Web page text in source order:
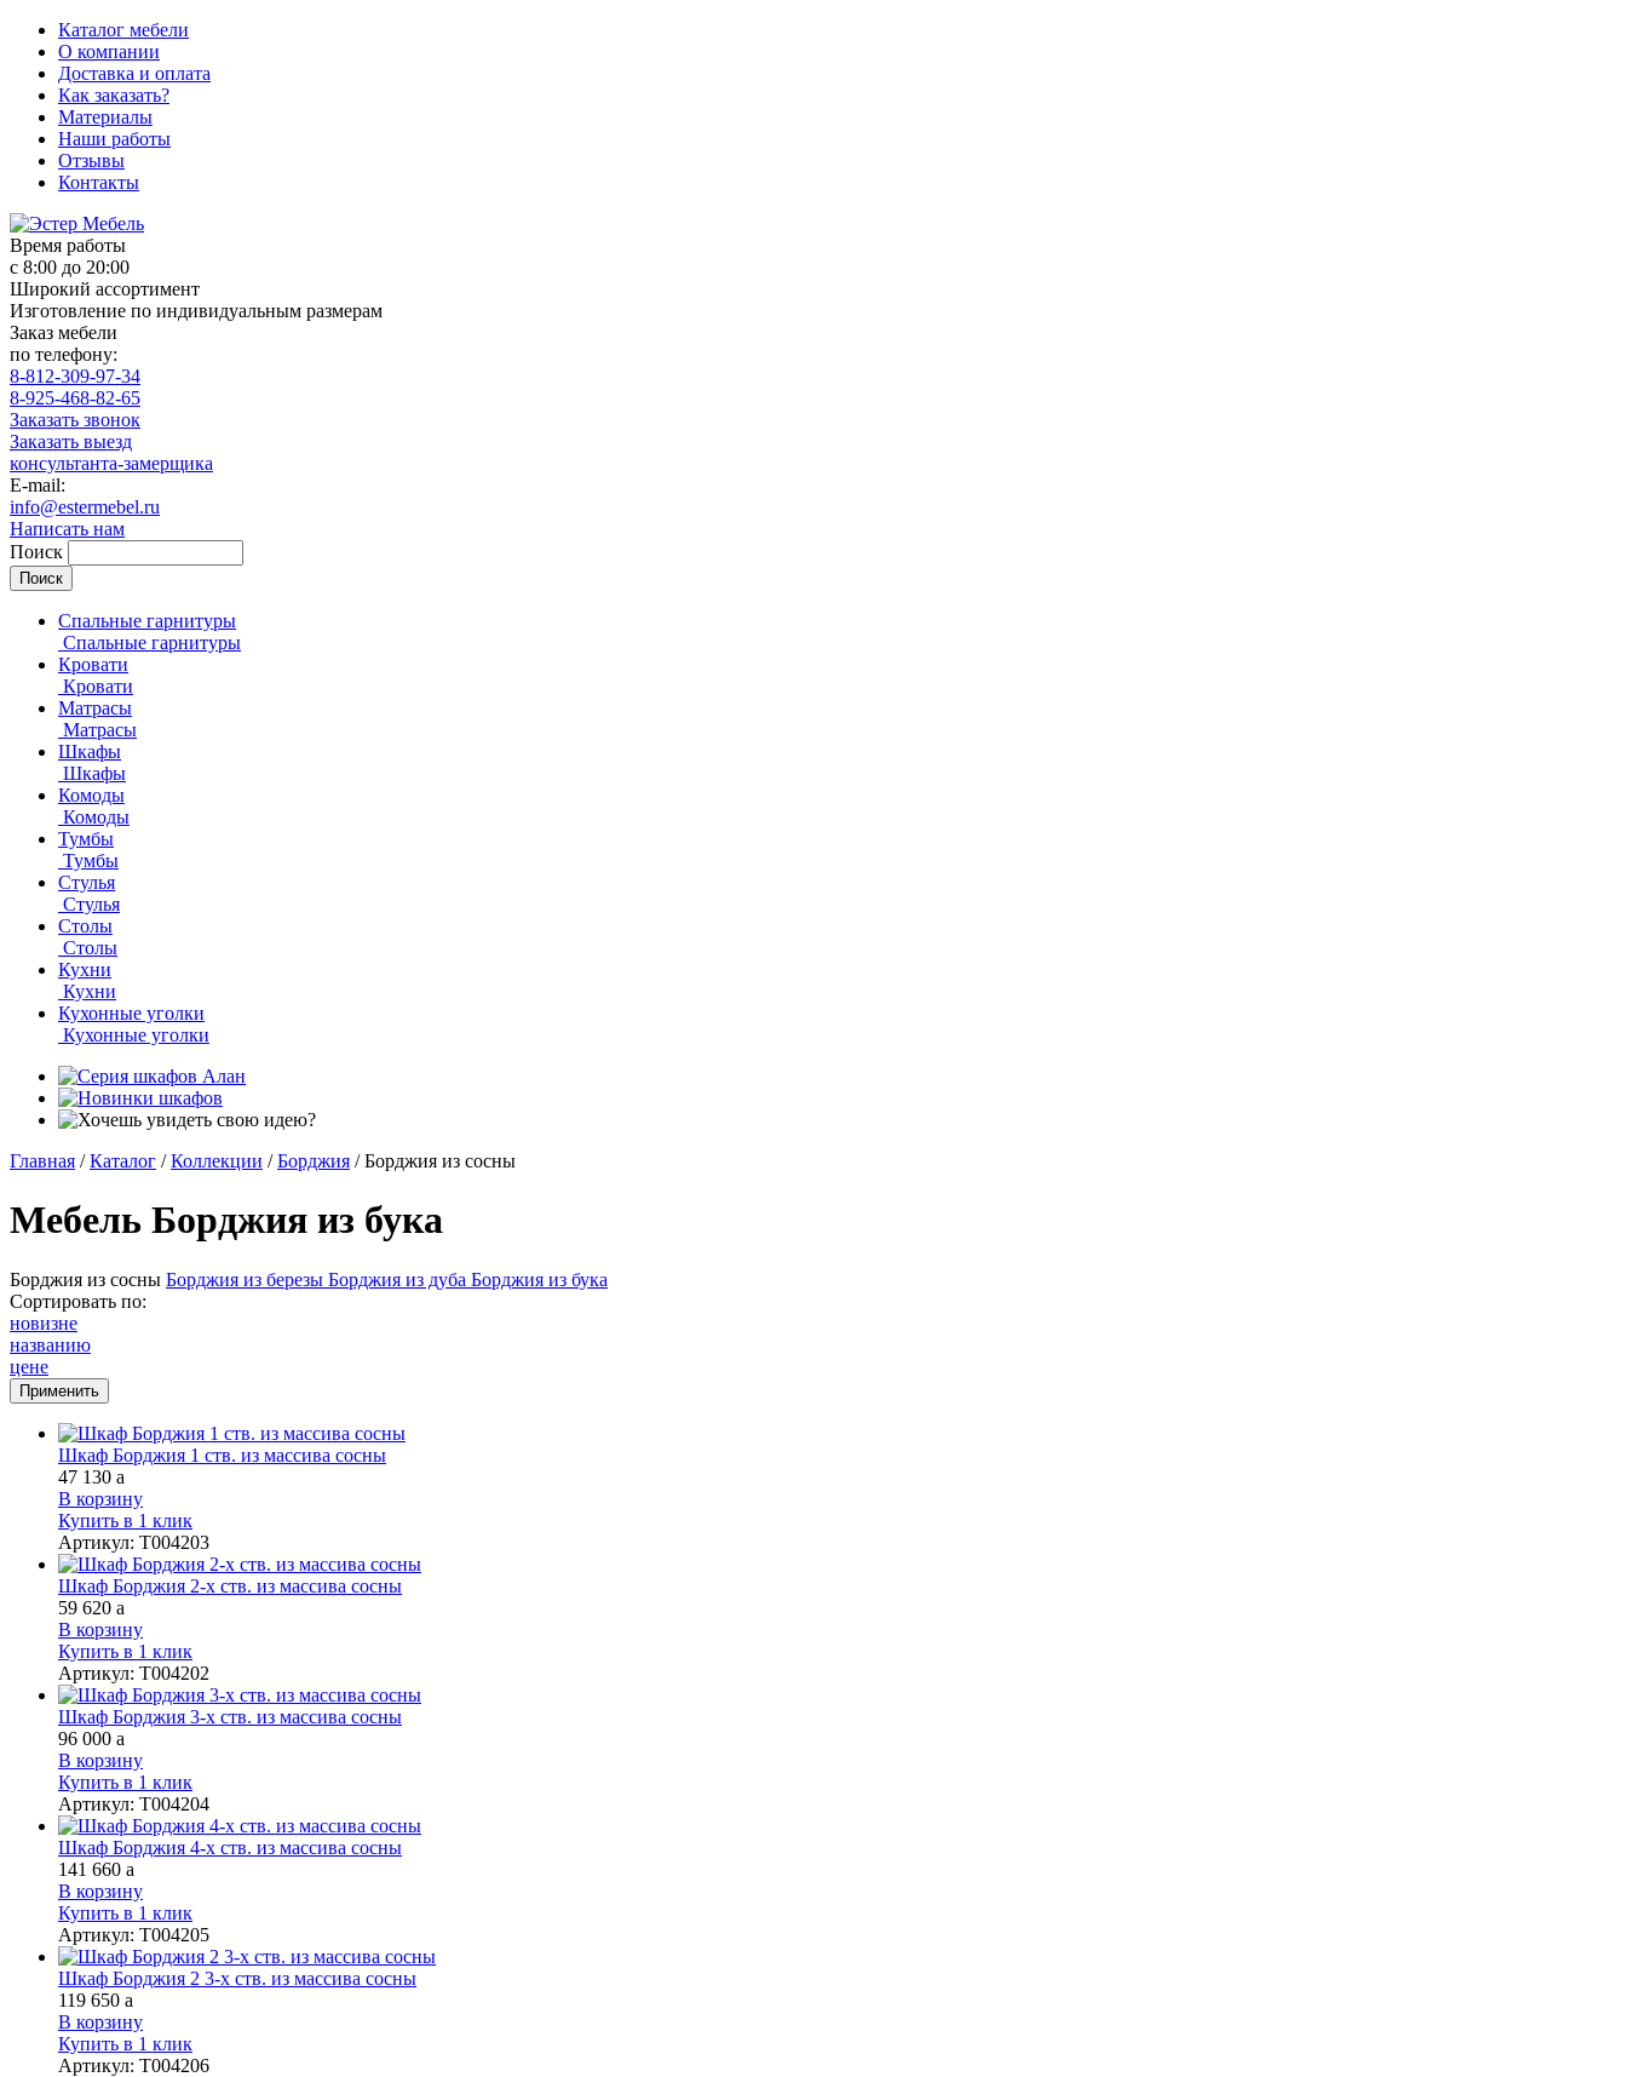
Каталог мебели
О компании
Доставка и оплата
Как заказать?
Материалы
Наши работы
Отзывы
Контакты
Время работы
с 8:00 до 20:00
Широкий ассортимент
Изготовление по индивидуальным размерам
Заказ мебели
по телефону:
8-812-309-97-34
8-925-468-82-65
Заказать звонок
Заказать выезд
консультанта-замерщика
E-mail:
info@estermebel.ru
Написать нам
Поиск
Спальные гарнитуры
Спальные гарнитуры
Кровати
Кровати
Матрасы
Матрасы
Шкафы
Шкафы
Комоды
Комоды
Тумбы
Тумбы
Стулья
Стулья
Столы
Столы
Кухни
Кухни
Кухонные уголки
Кухонные уголки
Главная / Каталог / Коллекции / Борджия / Борджия из сосны
Мебель Борджия из бука
Борджия из сосны Борджия из березы Борджия из дуба Борджия из бука
Сортировать по:
новизне
названию
цене
Шкаф Борджия 1 ств. из массива сосны
47 130 a
В корзину
Купить в 1 клик
Артикул: Т004203
Шкаф Борджия 2-х ств. из массива сосны
59 620 a
В корзину
Купить в 1 клик
Артикул: Т004202
Шкаф Борджия 3-х ств. из массива сосны
96 000 a
В корзину
Купить в 1 клик
Артикул: Т004204
Шкаф Борджия 4-х ств. из массива сосны
141 660 a
В корзину
Купить в 1 клик
Артикул: Т004205
Шкаф Борджия 2 3-х ств. из массива сосны
119 650 a
В корзину
Купить в 1 клик
Артикул: Т004206